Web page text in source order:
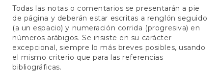
Todas las notas o comentarios se presentarán a pie
de página y deberán estar escritas a renglón seguido
(a un espacio) y numeración corrida (progresiva) en
números arábigos. Se insiste en su carácter
excepcional, siempre lo más breves posibles, usando
el mismo criterio que para las referencias
bibliográficas.